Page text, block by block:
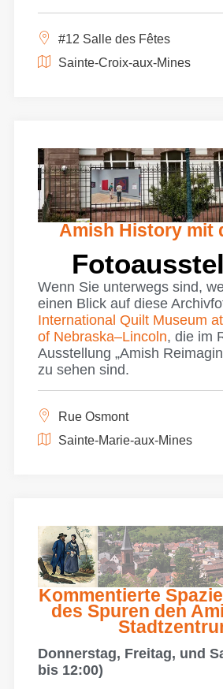
#12 Salle des Fêtes
Sainte-Croix-aux-Mines
Amish History mit
Wenn Sie unterwegs sind,
einen Blick auf diese
International Quilt Museum
of Nebraska–Lincoln, die im
Ausstellung „Amish
zu sehen sind.
Rue Osmont
Sainte-Marie-aux-Mines
Kommentierte
des Spuren den
Donnerstag, Freitag, und
bis 12:00)